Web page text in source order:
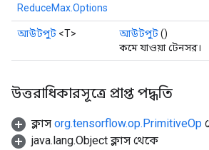
ReduceMax.Options
আউটপুট <T> আউটপুট()
কমে যাওয়া টেনসর।
উত্তরাধিকারসূত্রে প্রাপ্ত পদ্ধতি
ক্লাস org.tensorflow.op.PrimitiveOp
java.lang.Object ক্লাস থেকে